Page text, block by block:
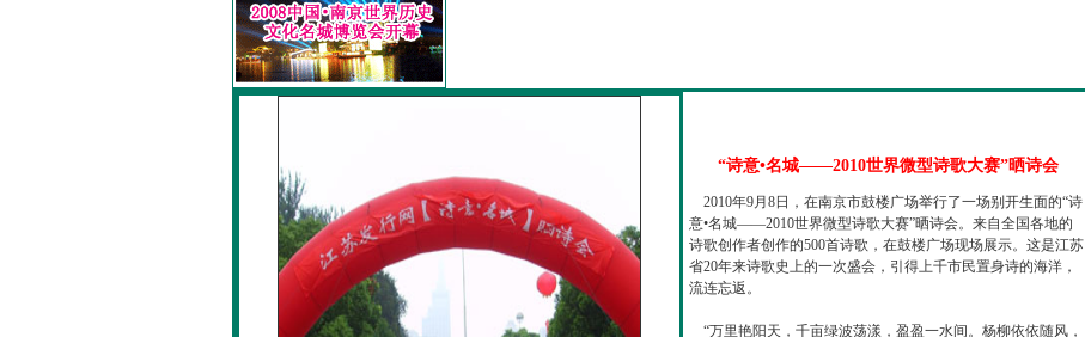
“诗意•名城——2010世界微型诗歌大赛”晒诗会
2010年9月8日，在南京市鼓楼广场举行了一场别开生面的“诗
意•名城——2010世界微型诗歌大赛”晒诗会。来自全国各地的
诗歌创作者创作的500首诗歌，在鼓楼广场现场展示。这是江苏
省20年来诗歌史上的一次盛会，引得上千市民置身诗的海洋，
流连忘返。
“万里艳阳天，千亩绿波荡漾，盈盈一水间。杨柳依依随风，